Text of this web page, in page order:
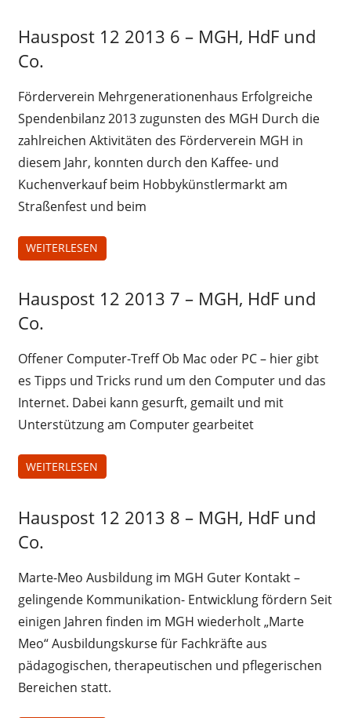
Hauspost
12-2013
Hauspost 12 2013 6 – MGH, HdF und
Co.
Förderverein Mehrgenerationenhaus Erfolgreiche
Spendenbilanz 2013 zugunsten des MGH Durch die
zahlreichen Aktivitäten des Förderverein MGH in
diesem Jahr, konnten durch den Kaffee- und
Kuchenverkauf beim Hobbykünstlermarkt am
Straßenfest und beim
WEITERLESEN
Hauspost
12-2013
Hauspost 12 2013 7 – MGH, HdF und
Co.
Offener Computer-Treff Ob Mac oder PC – hier gibt
es Tipps und Tricks rund um den Computer und das
Internet. Dabei kann gesurft, gemailt und mit
Unterstützung am Computer gearbeitet
WEITERLESEN
Hauspost
12-2013
Hauspost 12 2013 8 – MGH, HdF und
Co.
Marte-Meo Ausbildung im MGH Guter Kontakt –
gelingende Kommunikation- Entwicklung fördern Seit
einigen Jahren finden im MGH wiederholt „Marte
Meo“ Ausbildungskurse für Fachkräfte aus
pädagogischen, therapeutischen und pflegerischen
Bereichen statt.